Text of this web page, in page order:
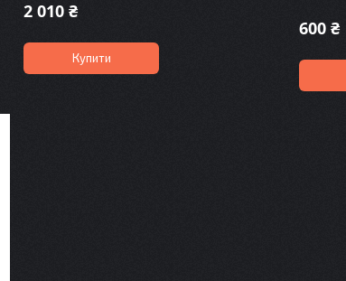
2 010 ₴
Купити
600 ₴